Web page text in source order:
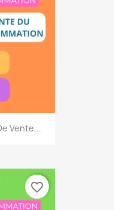
Vente...
favorite_border